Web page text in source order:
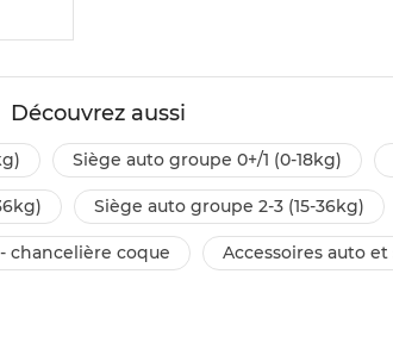
Découvrez aussi
siège auto groupe 0+/1 (0-18kg)
siège auto groupe 2-3 (15-36kg)
- chancelière coque accessoires auto